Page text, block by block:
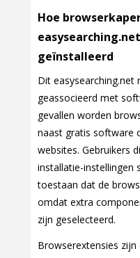
Hoe
geïnstalleerd
Dit easysearching.net
geassocieerd met
gevallen worden
naast gratis software
websites. Gebruikers
installatie-instellingen
toestaan dat de
omdat extra
zijn geselecteerd.
Browserextensies